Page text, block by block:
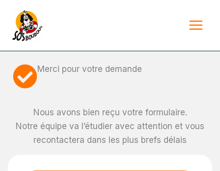
contenu
Merci pour votre demande
Nous avons bien reçu votre formulaire.
Notre équipe va l’étudier avec attention et vous
recontactera dans les plus brefs délais